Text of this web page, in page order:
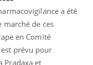
a été
marché de ces
en Comité
prévu pour
Pradaxa et